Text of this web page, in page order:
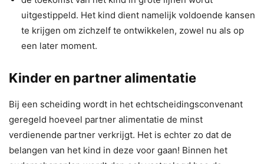
uitgestippeld. Het kind dient namelijk voldoende kansen
te krijgen om zichzelf te ontwikkelen, zowel nu als op
een later moment.
Kinder en partner alimentatie
Bij een scheiding wordt in het echtscheidingsconvenant
geregeld hoeveel partner alimentatie de minst
verdienende partner verkrijgt. Het is echter zo dat de
belangen van het kind in deze voor gaan! Binnen het